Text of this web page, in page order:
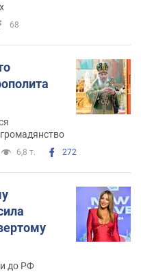
68
6,8 т. 272
до РФ